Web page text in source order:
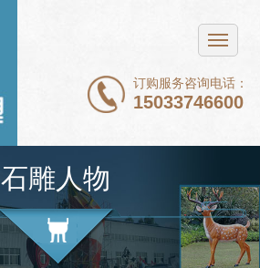
订购服务咨询电话：
15033746600
铜雕塑
石雕
玻璃钢雕塑
新闻中心
石雕人物